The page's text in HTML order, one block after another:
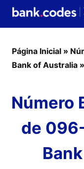
Página Inicial »
Bank of Australia »
Número
de